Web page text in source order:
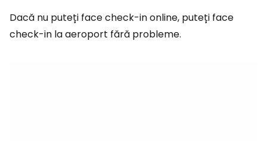
Dacă nu puteți face check-in online, puteți face
check-in la aeroport fără probleme.